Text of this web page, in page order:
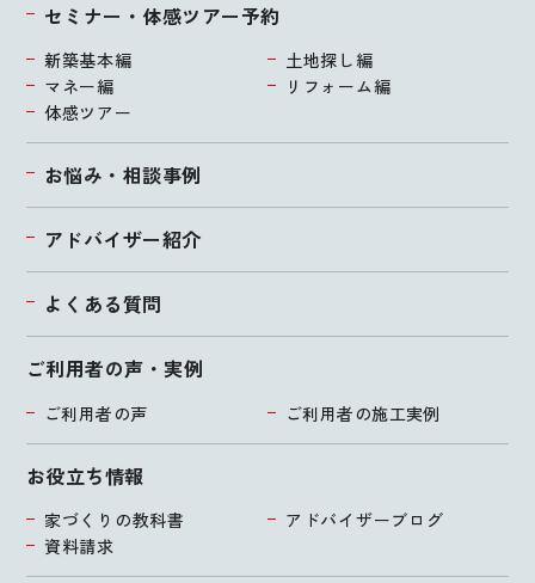
お悩み・相談事例
アドバイザー紹介
よくある質問
ご利用者の声・実例
ご利用者の声 ご利用者の施工実例
セミナー・体感ツアー予約
新築基本編
土地探し編
マネー編
リフォーム編
体感ツアー
お役立ち情報
家づくりの教科書
アドバイザーブログ
資料請求